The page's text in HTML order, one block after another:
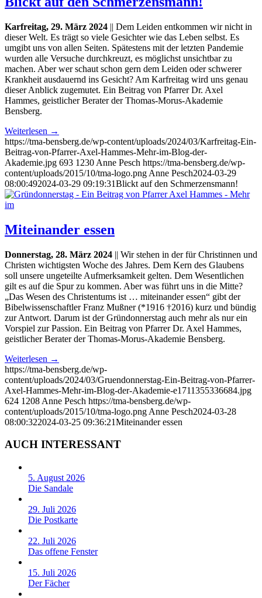
Karfreitag, 29. März 2024 || Dem Leiden entkommen wir nicht in
dieser Welt. Es trägt so viele Gesichter wie das Leben selbst. Es
umgibt uns von allen Seiten. Spätestens mit der letzten Pandemie
wurden alle Versuche durchkreuzt, es möglichst unsichtbar zu
machen. Aber wer schaut schon gern dem Leiden oder schwerer
Krankheit ausdauernd ins Gesicht? Am Karfreitag wird uns genau
dieser Anblick zugemutet. Ein Beitrag von Pfarrer Dr. Axel
Hammes, geistlicher Berater der Thomas-Morus-Akademie
Bensberg.
Weiterlesen →
https://tma-bensberg.de/wp-content/uploads/2024/03/Karfreitag-Ein-
Beitrag-von-Pfarrer-Axel-Hammes-Mehr-im-Blog-der-
Akademie.jpg 693 1230 Anne Pesch https://tma-bensberg.de/wp-
content/uploads/2015/10/tma-logo.png Anne Pesch2024-03-29
08:00:492024-03-29 09:19:31Blickt auf den Schmerzensmann!
Miteinander essen
Donnerstag, 28. März 2024 || Wir stehen in der für Christinnen und
Christen wichtigsten Woche des Jahres. Dem Kern des Glaubens
soll unsere ungeteilte Aufmerksamkeit gelten. Dem Wesentlichen
gilt es auf die Spur zu kommen. Aber was führt uns in die Mitte?
„Das Wesen des Christentums ist … miteinander essen“ gibt der
Bibelwissenschaftler Franz Mußner (*1916 †2016) kurz und bündig
zur Antwort. Darum ist der Gründonnerstag auch mehr als nur ein
Vorspiel zur Passion. Ein Beitrag von Pfarrer Dr. Axel Hammes,
geistlicher Berater der Thomas-Morus-Akademie Bensberg.
Weiterlesen →
https://tma-bensberg.de/wp-
content/uploads/2024/03/Gruendonnerstag-Ein-Beitrag-von-Pfarrer-
Axel-Hammes-Mehr-im-Blog-der-Akademie-e1711355336684.jpg
624 1208 Anne Pesch https://tma-bensberg.de/wp-
content/uploads/2015/10/tma-logo.png Anne Pesch2024-03-28
08:00:322024-03-25 09:36:21Miteinander essen
AUCH INTERESSANT
5. August 2026
Die Sandale
29. Juli 2026
Die Postkarte
22. Juli 2026
Das offene Fenster
15. Juli 2026
Der Fächer